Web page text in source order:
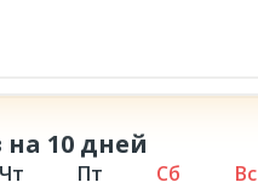
на 10 дней
Чт Пт Сб Вс